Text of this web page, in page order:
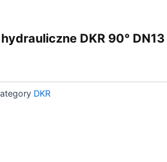
DKR 90°
DKR